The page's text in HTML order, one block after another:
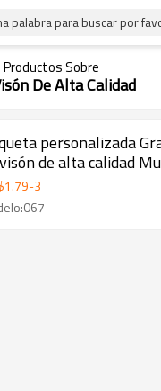
palabra para buscar por
Productos Sobre
De Alta Calidad
personalizada
de alta calidad
1.79-3